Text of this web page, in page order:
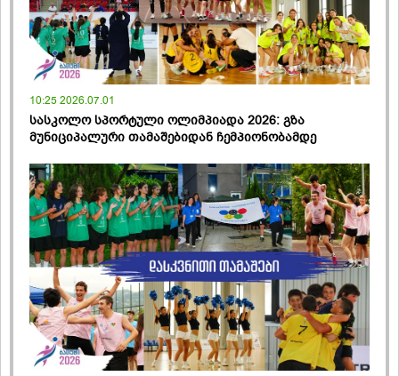
10:25 2026.07.01
სასკოლო სპორტული ოლიმპიადა 2026: გზა
მუნიციპალური თამაშებიდან ჩემპიონობამდე